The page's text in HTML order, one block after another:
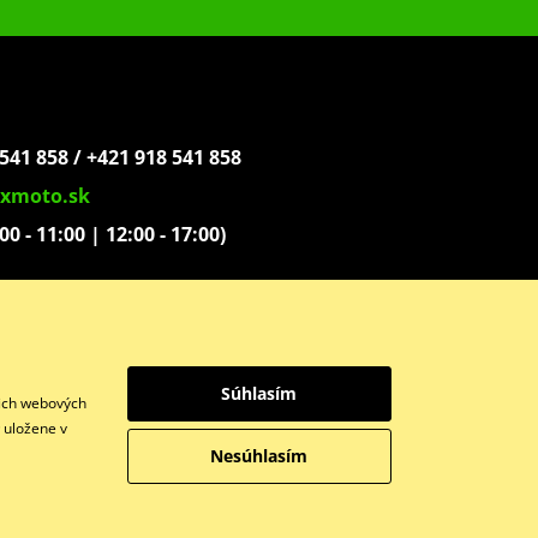
858 / +421 918 541 858
- 11:00 | 12:00 - 17:00)
webových
v
Nesúhlasím
Súhlasím